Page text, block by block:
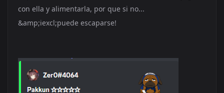
con ella y alimentarla, por que si no...
&amp;iexcl;puede escaparse!